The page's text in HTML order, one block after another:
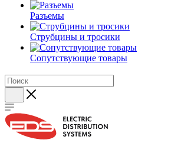
Разъемы
Струбцины и тросики
Сопутствующие товары